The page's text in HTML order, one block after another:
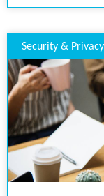
Security & Privacy